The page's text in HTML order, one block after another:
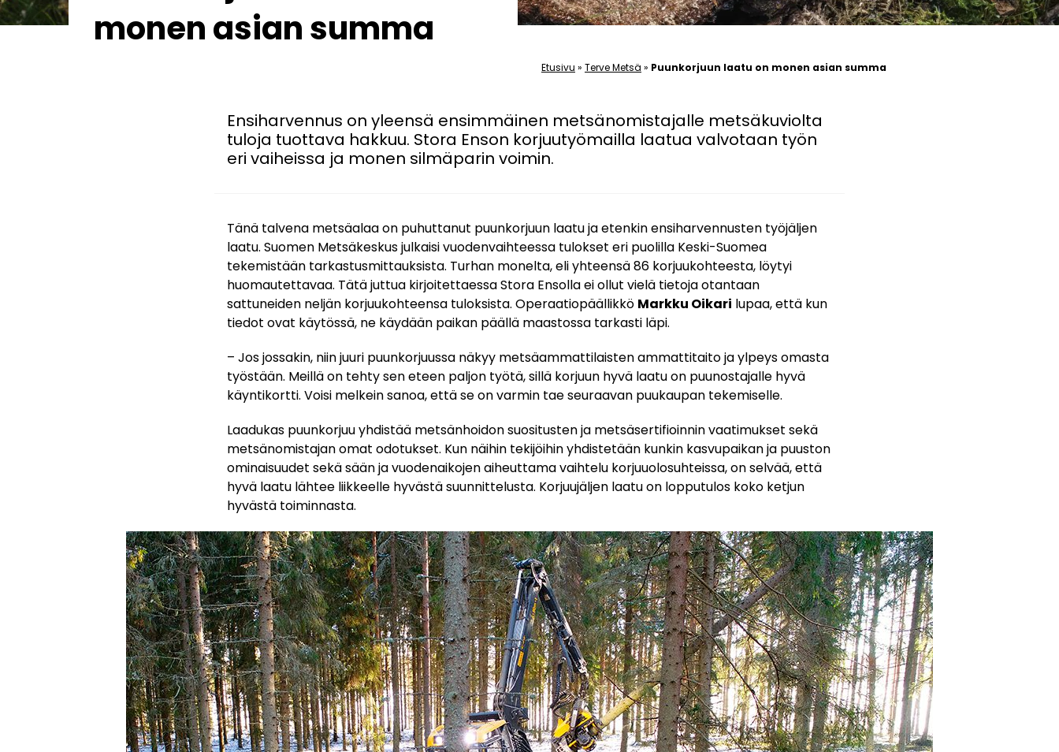
monen asian summa
Etusivu » Terve Metsä » Puunkorjuun laatu on monen asian summa
Ensiharvennus on yleensä ensimmäinen metsänomistajalle metsäkuviolta
tuloja tuottava hakkuu. Stora Enson korjuutyömailla laatua valvotaan työn
eri vaiheissa ja monen silmäparin voimin.
Tänä talvena metsäalaa on puhuttanut puunkorjuun laatu ja etenkin ensiharvennusten työjäljen
laatu. Suomen Metsäkeskus julkaisi vuodenvaihteessa tulokset eri puolilla Keski-Suomea
tekemistään tarkastusmittauksista. Turhan monelta, eli yhteensä 86 korjuukohteesta, löytyi
huomautettavaa. Tätä juttua kirjoitettaessa Stora Ensolla ei ollut vielä tietoja otantaan
sattuneiden neljän korjuukohteensa tuloksista. Operaatiopäällikkö Markku Oikari lupaa, että kun
tiedot ovat käytössä, ne käydään paikan päällä maastossa tarkasti läpi.
– Jos jossakin, niin juuri puunkorjuussa näkyy metsäammattilaisten ammattitaito ja ylpeys omasta
työstään. Meillä on tehty sen eteen paljon työtä, sillä korjuun hyvä laatu on puunostajalle hyvä
käyntikortti. Voisi melkein sanoa, että se on varmin tae seuraavan puukaupan tekemiselle.
Laadukas puunkorjuu yhdistää metsänhoidon suositusten ja metsäsertifioinnin vaatimukset sekä
metsänomistajan omat odotukset. Kun näihin tekijöihin yhdistetään kunkin kasvupaikan ja puuston
ominaisuudet sekä sään ja vuodenaikojen aiheuttama vaihtelu korjuuolosuhteissa, on selvää, että
hyvä laatu lähtee liikkeelle hyvästä suunnittelusta. Korjuujäljen laatu on lopputulos koko ketjun
hyvästä toiminnasta.